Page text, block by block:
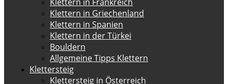
Klettern in Griechenland
Klettern in Spanien
Klettern in der Türkei
Bouldern
Allgemeine Tipps Klettern
Klettersteig
Klettersteig in Österreich